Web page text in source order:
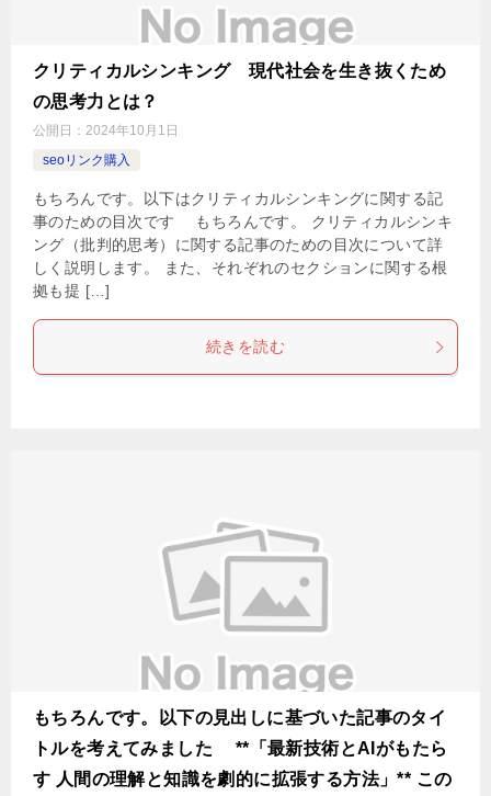
クリティカルシンキング 現代社会を生き抜くため
の思考力とは？
公開日： 2024年10月1日
seoリンク購入
もちろんです。以下はクリティカルシンキングに関する記
事のための目次です もちろんです。 クリティカルシンキ
ング（批判的思考）に関する記事のための目次について詳
しく説明します。 また、それぞれのセクションに関する根
拠も提 […]
続きを読む
もちろんです。以下の見出しに基づいた記事のタイ
トルを考えてみました **「最新技術とAIがもたら
す 人間の理解と知識を劇的に拡張する方法」** この